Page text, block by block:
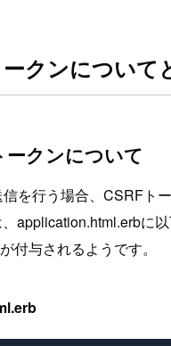
クンについ
ークンについて
を行う場合、CSRFト
application.html.erbに
付与されるようです。